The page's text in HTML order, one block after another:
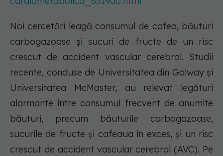
Noi cercetări leagă consumul de cafea, băuturi
carbogazoase și sucuri de fructe de un risc
crescut de accident vascular cerebral. Studii
recente, conduse de Universitatea din Galway și
Universitatea McMaster, au relevat legături
alarmante între consumul frecvent de anumite
băuturi, precum băuturile carbogazoase,
sucurile de fructe și cafeaua în exces, și un risc
crescut de accident vascular cerebral (AVC). Pe